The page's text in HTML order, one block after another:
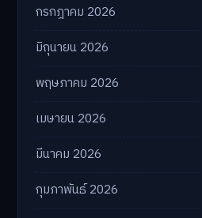
กรกฎาคม 2026
มิถุนายน 2026
พฤษภาคม 2026
เมษายน 2026
มีนาคม 2026
กุมภาพันธ์ 2026